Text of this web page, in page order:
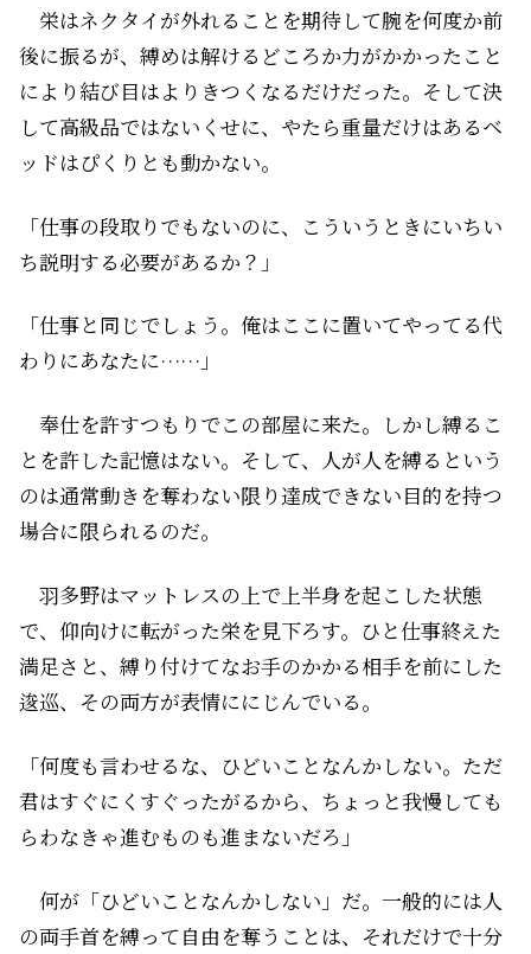
栄はネクタイが外れることを期待して腕を何度か前
後に振るが、縛めは解けるどころか力がかかったこと
により結び目はよりきつくなるだけだった。そして決
して高級品ではないくせに、やたら重量だけはあるベ
ッドはぴくりとも動かない。
「仕事の段取りでもないのに、こういうときにいちい
ち説明する必要があるか？」
「仕事と同じでしょう。俺はここに置いてやってる代
わりにあなたに……」
奉仕を許すつもりでこの部屋に来た。しかし縛るこ
とを許した記憶はない。そして、人が人を縛るという
のは通常――動きを奪わない限り達成できない目的を持つ
場合に限られるのだ。
羽多野はマットレスの上で上半身を起こした状態
で、仰向けに転がった栄を見下ろす。ひと仕事終えた
満足さと、縛り付けてなお手のかかる相手を前にした
逡巡、その両方が表情ににじんでいる。
「何度も言わせるな、ひどいことなんかしない。ただ
君はすぐにくすぐったがるから、ちょっと我慢しても
らわなきゃ進むものも進まないだろ」
何が「ひどいことなんかしない」だ。一般的には人
の両手首を縛って自由を奪うことは、それだけで十分